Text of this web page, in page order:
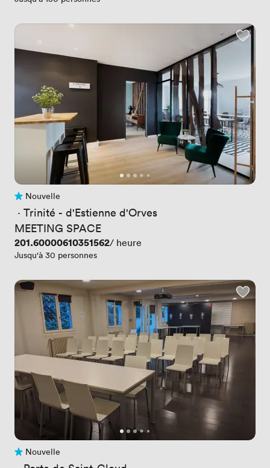
Pas encore d'avis
Nouvelle
· Trinité - d'Estienne d'Orves
MEETING SPACE
Prix
201.60000610351562/ heure
Jusqu'à 30 personnes
Pas encore d'avis
Nouvelle